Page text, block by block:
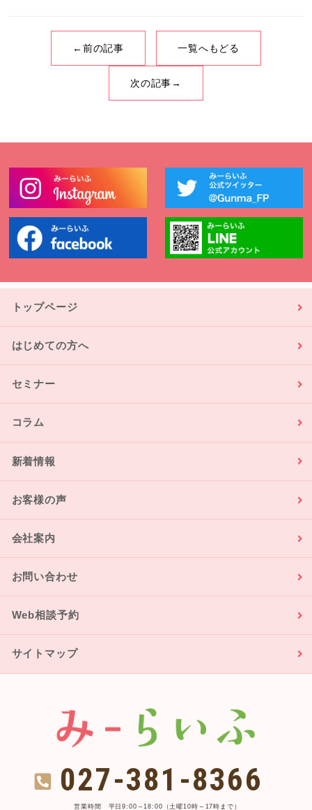
←前の記事 一覧へもどる
次の記事→
トップページ
はじめての方へ
セミナー
コラム
新着情報
お客様の声
会社案内
お問い合わせ
Web相談予約
サイトマップ
027-381-8366
営業時間 平日9:00～18:00（土曜10時～17時まで）